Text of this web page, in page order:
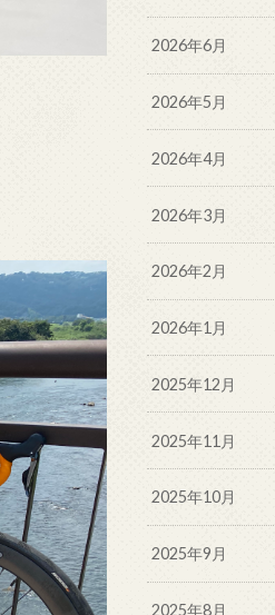
2026年6月
2026年5月
2026年4月
2026年3月
2026年2月
2026年1月
2025年12月
2025年11月
2025年10月
2025年9月
2025年8月